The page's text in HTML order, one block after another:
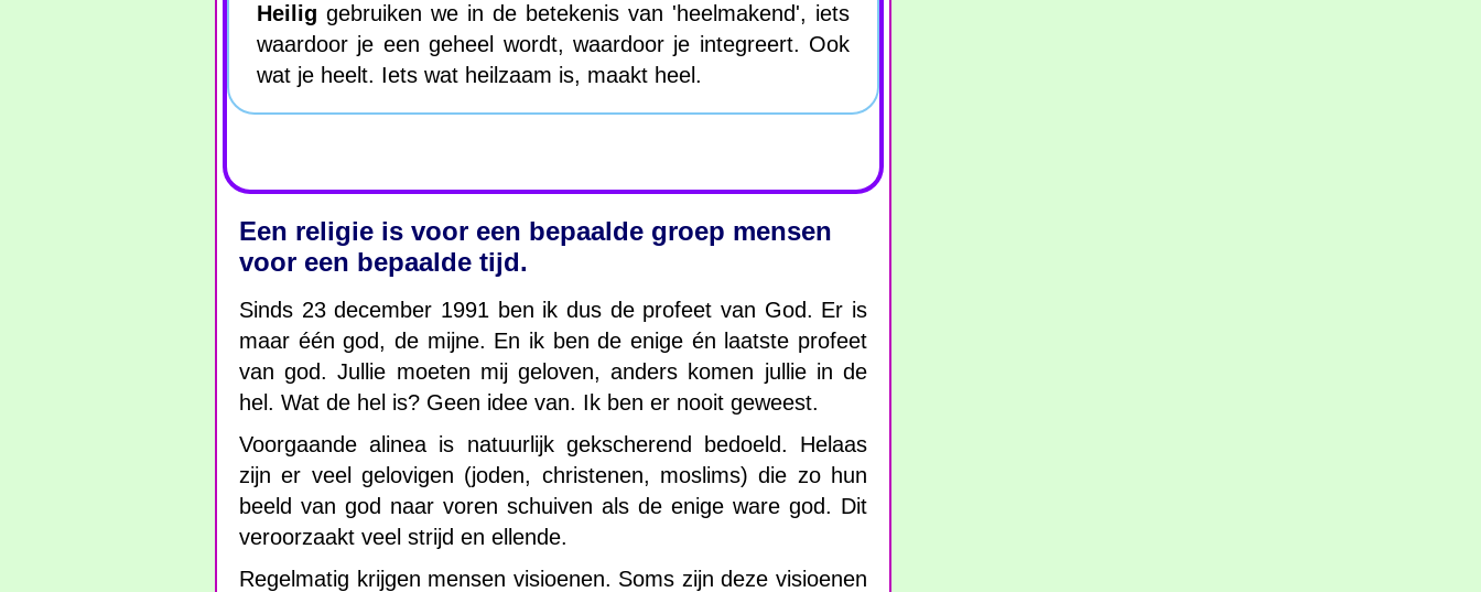
Heilig gebruiken we in de betekenis van 'heelmakend', iets
waardoor je een geheel wordt, waardoor je integreert. Ook
wat je heelt. Iets wat heilzaam is, maakt heel.
Een religie is voor een bepaalde groep mensen
voor een bepaalde tijd.
Sinds 23 december 1991 ben ik dus de profeet van God. Er is
maar één god, de mijne. En ik ben de enige én laatste profeet
van god. Jullie moeten mij geloven, anders komen jullie in de
hel. Wat de hel is? Geen idee van. Ik ben er nooit geweest.
Voorgaande alinea is natuurlijk gekscherend bedoeld. Helaas
zijn er veel gelovigen (joden, christenen, moslims) die zo hun
beeld van god naar voren schuiven als de enige ware god. Dit
veroorzaakt veel strijd en ellende.
Regelmatig krijgen mensen visioenen. Soms zijn deze visioenen